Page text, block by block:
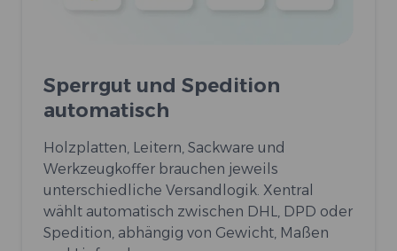
Sperrgut und Spedition
automatisch
Holzplatten, Leitern, Sackware und
Werkzeugkoffer brauchen jeweils
unterschiedliche Versandlogik. Xentral
wählt automatisch zwischen DHL, DPD oder
Spedition, abhängig von Gewicht, Maßen